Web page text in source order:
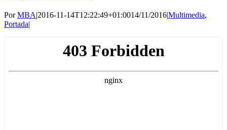
PorMBA|2016-11-14T12:22:49+01:0014/11/2016|Multimedia,
Portada|